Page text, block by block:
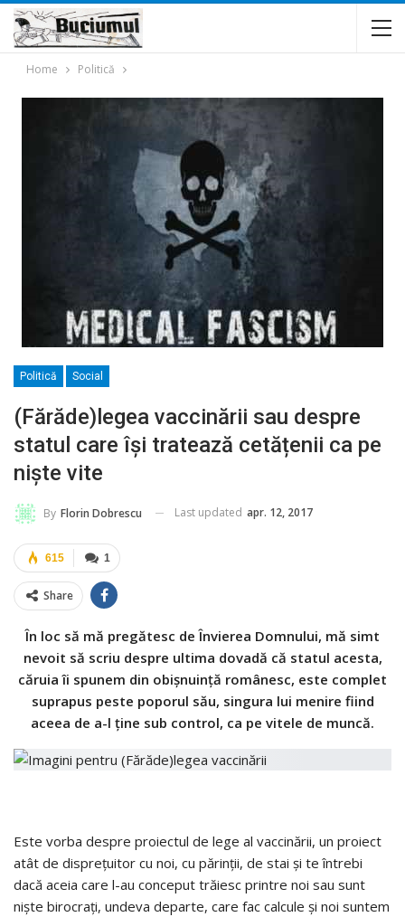
Home Politică
Politică Social
(Fărăde)legea vaccinării sau despre
statul care își tratează cetățenii ca pe
niște vite
By Florin Dobrescu Last updated apr. 12, 2017
1
615
Share
În loc să mă pregătesc de Învierea Domnului, mă simt
nevoit să scriu despre ultima dovadă că statul acesta,
căruia îi spunem din obișnuință românesc, este complet
suprapus peste poporul său, singura lui menire fiind
aceea de a-l ține sub control, ca pe vitele de muncă.
Este vorba despre proiectul de lege al vaccinării, un proiect
atât de disprețuitor cu noi, cu părinții, de stai și te întrebi
dacă aceia care l-au conceput trăiesc printre noi sau sunt
niște birocrați, undeva departe, care fac calcule și noi suntem